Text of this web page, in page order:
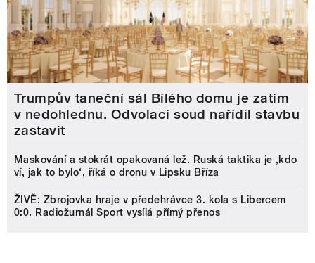
Trumpův taneční sál Bílého domu je zatím
v nedohlednu. Odvolací soud nařídil stavbu
zastavit
Maskování a stokrát opakovaná lež. Ruská taktika je ‚kdo
ví, jak to bylo‘, říká o dronu v Lipsku Bříza
ŽIVĚ: Zbrojovka hraje v předehrávce 3. kola s Libercem
0:0. Radiožurnál Sport vysílá přímý přenos